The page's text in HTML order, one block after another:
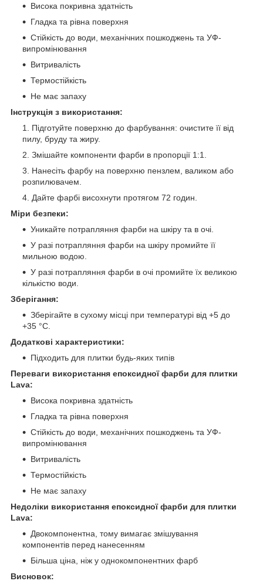
Висока покривна здатність
Гладка та рівна поверхня
Стійкість до води, механічних пошкоджень та УФ-
випромінювання
Витривалість
Термостійкість
Не має запаху
Інструкція з використання:
Підготуйте поверхню до фарбування: очистите її від
пилу, бруду та жиру.
Змішайте компоненти фарби в пропорції 1:1.
Нанесіть фарбу на поверхню пензлем, валиком або
розпилювачем.
Дайте фарбі висохнути протягом 72 годин.
Міри безпеки:
Уникайте потрапляння фарби на шкіру та в очі.
У разі потрапляння фарби на шкіру промийте її
мильною водою.
У разі потрапляння фарби в очі промийте їх великою
кількістю води.
Зберігання:
Зберігайте в сухому місці при температурі від +5 до
+35 °C.
Додаткові характеристики:
Підходить для плитки будь-яких типів
Переваги використання епоксидної фарби для плитки
Lava:
Висока покривна здатність
Гладка та рівна поверхня
Стійкість до води, механічних пошкоджень та УФ-
випромінювання
Витривалість
Термостійкість
Не має запаху
Недоліки використання епоксидної фарби для плитки
Lava:
Двокомпонентна, тому вимагає змішування
компонентів перед нанесенням
Більша ціна, ніж у однокомпонентних фарб
Висновок: